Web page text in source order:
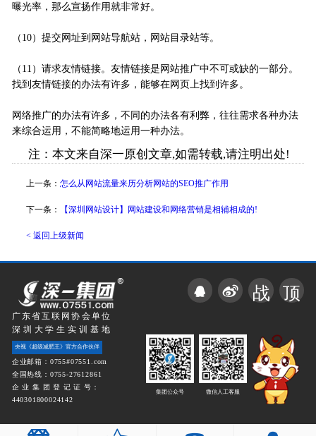
曝光率，那么宣扬作用就非常好。
（10）提交网址到网站导航站，网站目录站等。
（11）请求友情链接。友情链接是网站推广中不可或缺的一部分。
找到友情链接的办法有许多，能够在网页上找到许多。
网络推广的办法有许多，不同的办法各有利弊，往往需求各种办法
来综合运用，不能简略地运用一种办法。
注：本文来自深一原创文章,如需转载,请注明出处!
上一条： 怎么从网站流量来历分析网站的SEO推广作用
下一条： 【深圳网站设计】网站建设和网络营销是相辅相成的!
< 返回上级新闻
广东省互联网协会单位
深圳大学生实训基地
央视《超级减肥王》官方合作伙伴
企业邮箱：0755#07551.com
全国热线：0755-27612861
企 业 集 团 登 记 证 号：
440301800024142
战 顶
集团公众号 微信人工客服